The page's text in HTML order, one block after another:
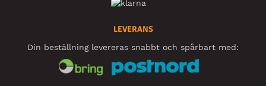
LEVERANS
Din beställning levereras snabbt och spårbart med: